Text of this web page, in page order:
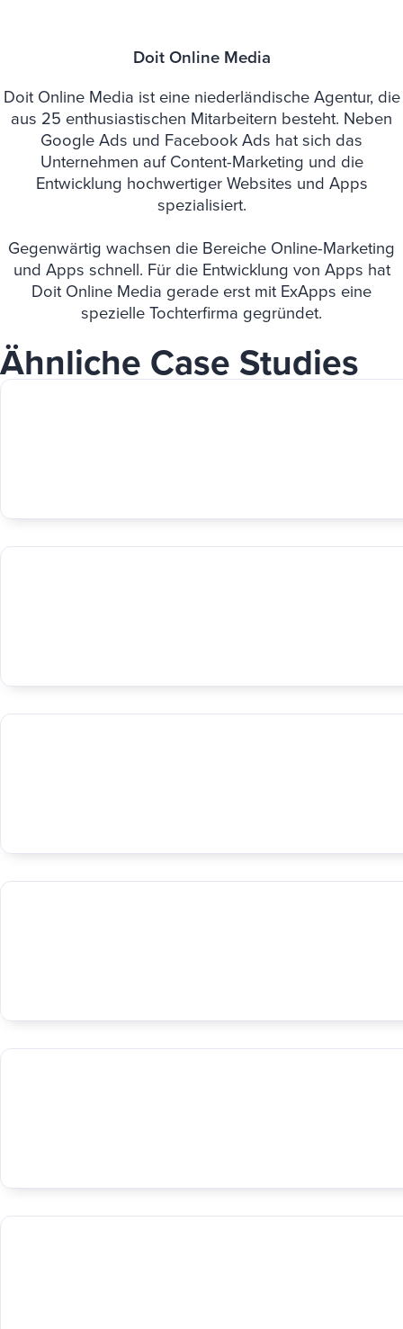
Doit Online Media
Doit Online Media ist eine niederländische Agentur, die
aus 25 enthusiastischen Mitarbeitern besteht. Neben
Google Ads und Facebook Ads hat sich das
Unternehmen auf Content-Marketing und die
Entwicklung hochwertiger Websites und Apps
spezialisiert.
Gegenwärtig wachsen die Bereiche Online-Marketing
und Apps schnell. Für die Entwicklung von Apps hat
Doit Online Media gerade erst mit ExApps eine
spezielle Tochterfirma gegründet.
Ähnliche Case Studies